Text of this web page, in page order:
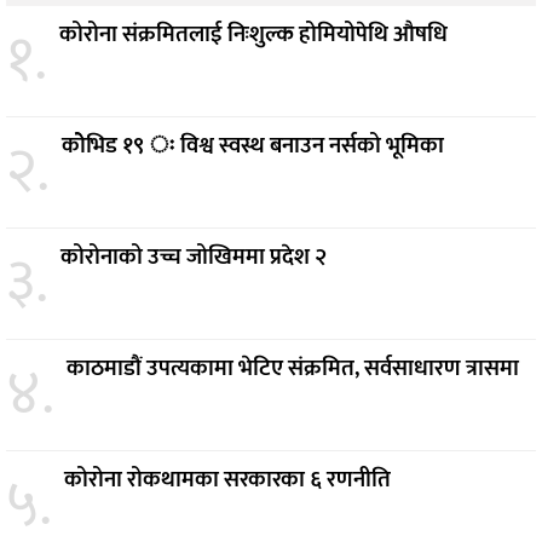
१. कोरोना संक्रमितलाई निःशुल्क होमियोपेथि औषधि
२. कोेभिड १९ ः विश्व स्वस्थ बनाउन नर्सको भूमिका
३. कोरोनाको उच्च जोखिममा प्रदेश २
४. काठमाडौं उपत्यकामा भेटिए संक्रमित, सर्वसाधारण त्रासमा
५. कोरोना रोकथामका सरकारका ६ रणनीति